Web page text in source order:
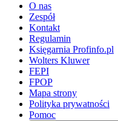
O nas
Zespół
Kontakt
Regulamin
Księgarnia Profinfo.pl
Wolters Kluwer
FEPI
FPOP
Mapa strony
Polityka prywatności
Pomoc